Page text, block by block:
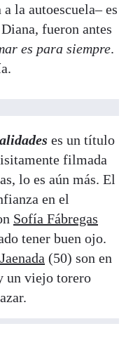
la autoescuela– es
fueron antes
es para siempre.
es un título
filmada
lo es aún más. El
en el
Sofía Fábregas
tener buen ojo.
(50) son en
un viejo torero